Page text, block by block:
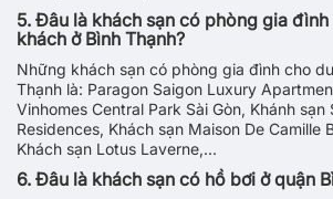
5. Đâu là khách sạn có phòng gia
khách ở Bình Thạnh?
Những khách sạn có phòng gia đình cho
Thạnh là: Paragon Saigon Luxury
Vinhomes Central Park Sài Gòn, Khánh sạn
Residences, Khách sạn Maison De Camille
Khách sạn Lotus Laverne,...
6. Đâu là khách sạn có hồ bơi ở quận